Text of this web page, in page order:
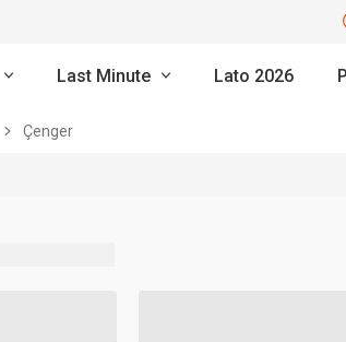
Last Minute Lato 2026
Çenger